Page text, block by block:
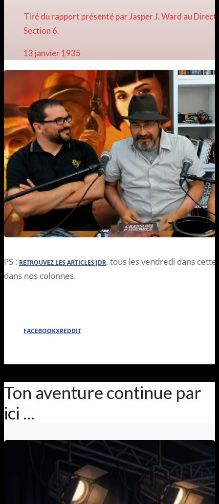
Tiré du rapport présenté par Jasper J. Ward au
Section 6.
13 janvier 1935
PS : RETROUVEZ LES ARTICLES JDR, tous les vendredi dans
dans nos colonnes.
FACEBOOKXREDDIT
Ton aventure continue par
ici ...